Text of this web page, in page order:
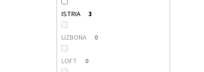
ISTRIA 3
LIZBONA 0
LOFT 0